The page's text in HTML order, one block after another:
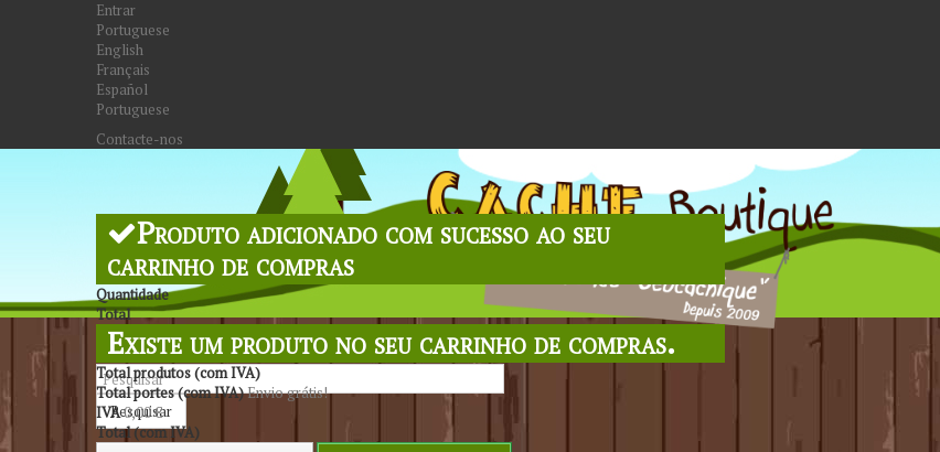
Entrar
Portuguese
English
Français
Español
Portuguese
Contacte-nos
Pesquisar
Produto adicionado com sucesso ao seu
carrinho de compras
Quantidade
Total
Existe um produto no seu carrinho de compras.
Total produtos (com IVA)
Total portes (com IVA)Envio grátis!
IVA0,00 €
Total (com IVA)